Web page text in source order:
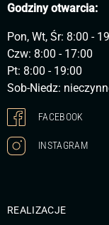
Godziny otwarcia:
Pon, Wt, Śr: 8:00 -
Czw: 8:00 - 17:00
Pt: 8:00 - 19:00
Sob-Niedz:
FACEBOOK
INSTAGRAM
REALIZACJE